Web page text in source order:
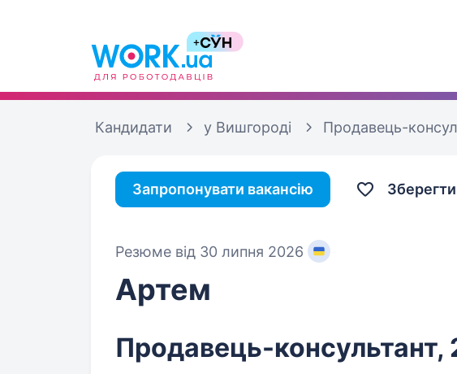
Кандидати у Вишгороді Продавець-
Запропонувати вакансію Зберегти
Резюме від 30 липня 2026
Артем
Продавець-консультант,